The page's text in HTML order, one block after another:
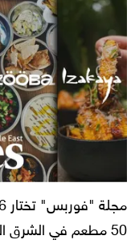
50 مطعم في الشرق الأوسط لعام 2023